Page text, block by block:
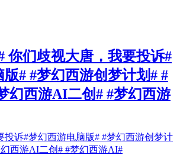
你们歧视大唐，我要投诉#
# #梦幻西游创梦计划# #
幻西游AI二创# #梦幻西游
投诉#梦幻西游电脑版# #梦幻西游创梦计
西游AI二创# #梦幻西游AI#